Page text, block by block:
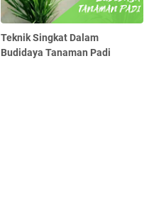
Teknik Singkat Dalam
Budidaya Tanaman Padi